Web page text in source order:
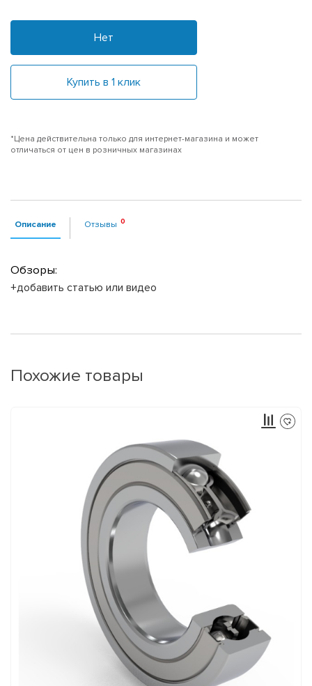
Нет
Купить в 1 клик
*Цена действительна только для интернет-магазина и может
отличаться от цен в розничных магазинах
Описание Отзывы
Обзоры:
+добавить статью или видео
Похожие товары